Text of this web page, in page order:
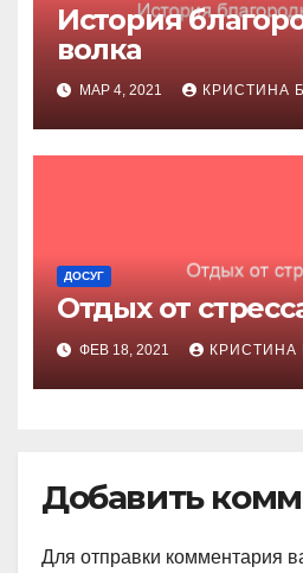
История
волка
МАР 4, 2021 КРИСТИНА
ДОСУГ
Отдых от
ФЕВ 18, 2021 КРИСТИНА
Добавить
Для отправки комментария